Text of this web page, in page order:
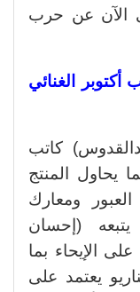
الآن عن حرب
الغنائي
كاتب
يحاول المنتج
ومعارك
يتبعه (إحسان
الإيحاء بما
يعتمد على